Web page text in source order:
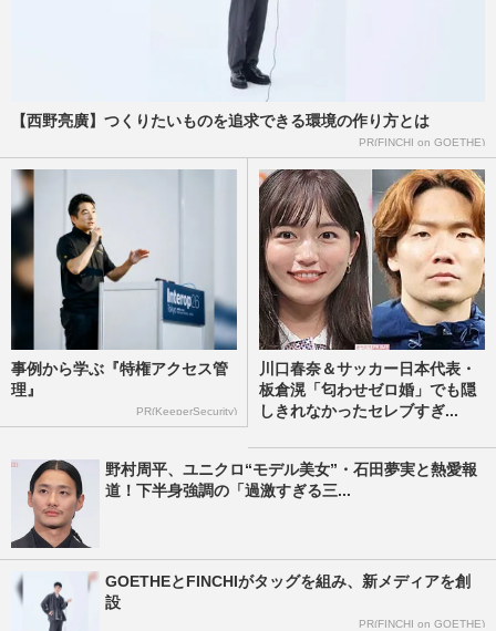
【西野亮廣】つくりたいものを追求できる環境の作り方とは
PR(FINCHI on GOETHE)
事例から学ぶ『特権アクセス管
理』
PR(KeeperSecurity)
川口春奈＆サッカー日本代表・
板倉滉「匂わせゼロ婚」でも隠
しきれなかったセレブすぎ...
野村周平、ユニクロ“モデル美女”・石田夢実と熱愛報
道！下半身強調の「過激すぎる三...
GOETHEとFINCHIがタッグを組み、新メディアを創
設
PR(FINCHI on GOETHE)